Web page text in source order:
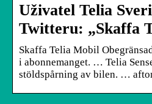
Uživatel Telia
Twitteru: „Skaffa
Skaffa Telia Mobil
i abonnemanget. … Telia
stöldspårning av bilen. …